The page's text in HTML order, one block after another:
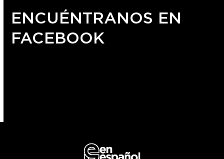
ENCUÉNTRANOS EN
FACEBOOK